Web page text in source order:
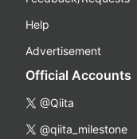
Help
Advertisement
Official Accounts
@Qiita
@qiita_milestone